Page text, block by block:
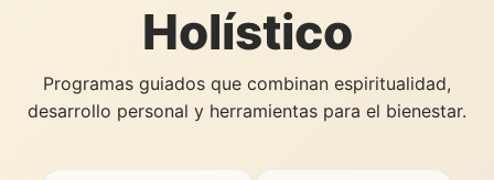
Holístico
Programas guiados que combinan espiritualidad,
desarrollo personal y herramientas para el bienestar.